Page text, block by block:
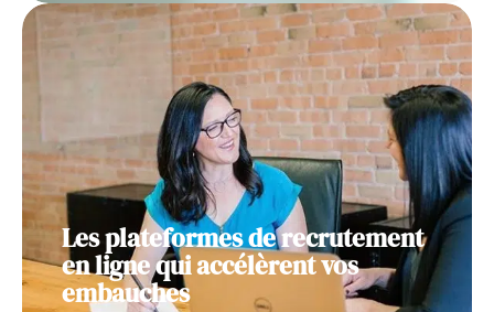
Les plateformes de recrutement
en ligne qui accélèrent vos
embauches